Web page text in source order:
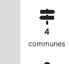
4
communes